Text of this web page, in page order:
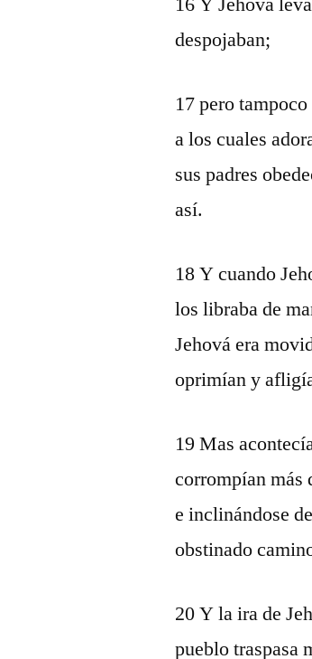
despojaban;
17 pero
a los cuales
sus padres
así.
18 Y cuando
los libraba de
Jehová era
oprimían y
19 Mas
corrompían más
e inclinándose
obstinado
20 Y la ira de
pueblo traspasa